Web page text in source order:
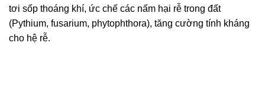
tơi sốp thoáng khí, ức chế các nấm hại rễ trong đất
(Pythium, fusarium, phytophthora), tăng cường tính kháng
cho hệ rễ.